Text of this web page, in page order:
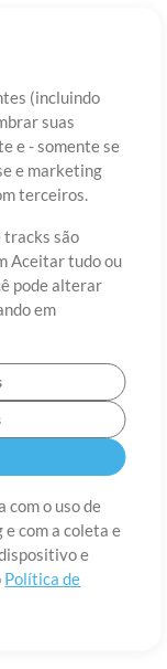
(incluindo
suas
e - somente se
e marketing
terceiros.
tracks são
Aceitar tudo ou
pode alterar
em
com o uso de
com a coleta e
e
Política de
Preferências de
Reservados.